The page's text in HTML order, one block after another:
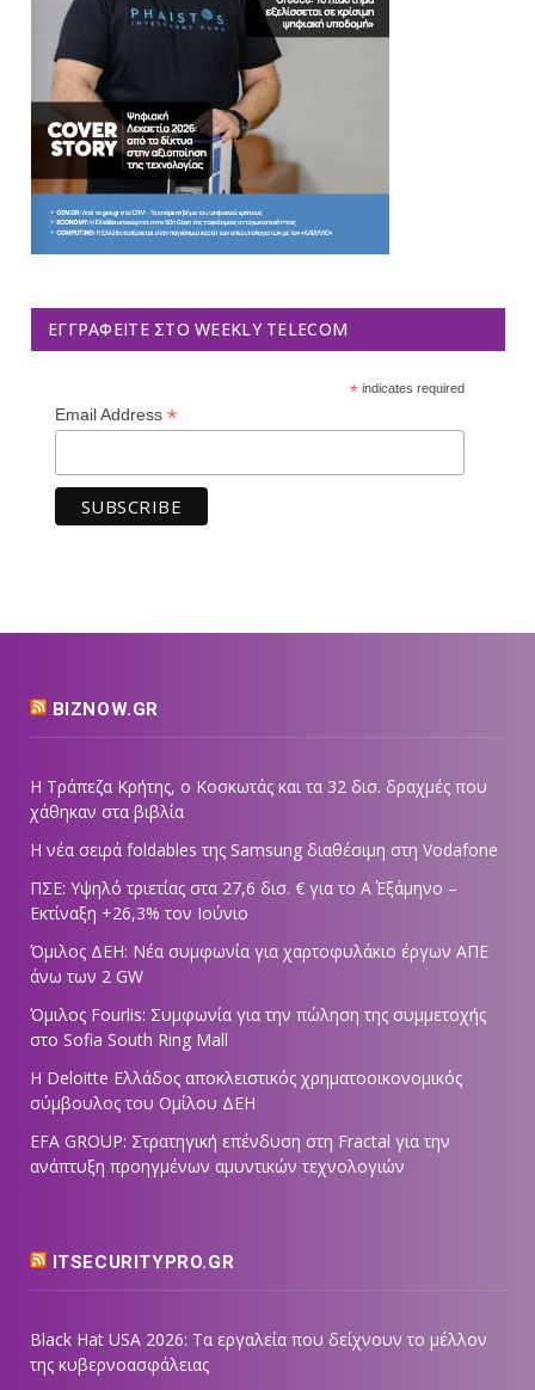
ΕΓΓΡΑΦΕΊΤΕ ΣΤΟ WEEKLY TELECOM
*indicates required
Email Address *
BIZNOW.GR
Η Τράπεζα Κρήτης, ο Κοσκωτάς και τα 32 δισ. δραχμές που
χάθηκαν στα βιβλία
Η νέα σειρά foldables της Samsung διαθέσιμη στη Vodafone
ΠΣΕ: Υψηλό τριετίας στα 27,6 δισ. € για το Α΄ Εξάμηνο –
Εκτίναξη +26,3% τον Ιούνιο
Όμιλος ΔΕΗ: Νέα συμφωνία για χαρτοφυλάκιο έργων ΑΠΕ
άνω των 2 GW
Όμιλος Fourlis: Συμφωνία για την πώληση της συμμετοχής
στο Sofia South Ring Mall
Η Deloitte Ελλάδος αποκλειστικός χρηματοοικονομικός
σύμβουλος του Ομίλου ΔΕΗ
EFA GROUP: Στρατηγική επένδυση στη Fractal για την
ανάπτυξη προηγμένων αμυντικών τεχνολογιών
ITSECURITYPRO.GR
Black Hat USA 2026: Τα εργαλεία που δείχνουν το μέλλον
της κυβερνοασφάλειας